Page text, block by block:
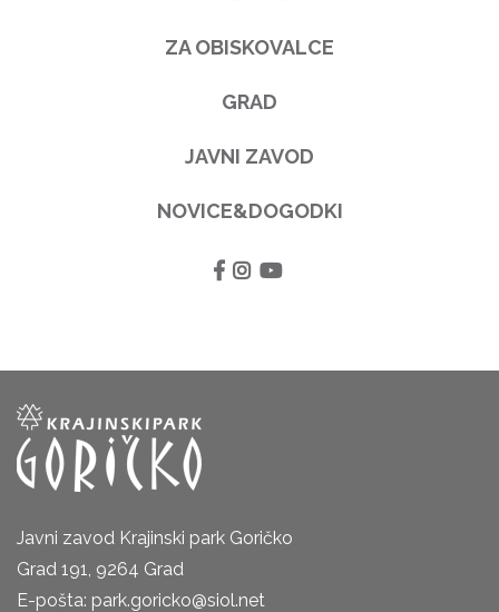
ZA OBISKOVALCE
GRAD
JAVNI ZAVOD
NOVICE&DOGODKI
Javni zavod Krajinski park Goričko
Grad 191, 9264 Grad
E-pošta: park.goricko@siol.net